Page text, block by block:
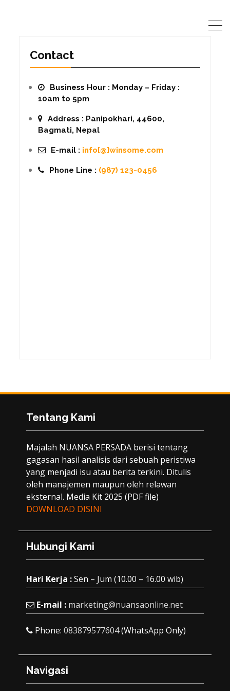
Contact
Business Hour : Monday – Friday :
10am to 5pm
Address : Panipokhari, 44600,
Bagmati, Nepal
E-mail : info[@]winsome.com
Phone Line : (987) 123-0456
Tentang Kami
Majalah NUANSA PERSADA berisi tentang
gagasan hasil analisis dari sebuah peristiwa
yang menjadi isu atau berita terkini. Ditulis
oleh manajemen maupun oleh relawan
eksternal. Media Kit 2025 (PDF file)
DOWNLOAD DISINI
Hubungi Kami
Hari Kerja :Sen – Jum (10.00 – 16.00 wib)
E-mail : marketing@nuansaonline.net
Phone: 083879577604(WhatsApp Only)
Navigasi